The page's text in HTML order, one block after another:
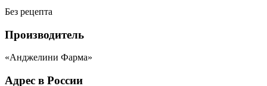
Без рецепта
Производитель
«Анджелини Фарма»
Адрес в России